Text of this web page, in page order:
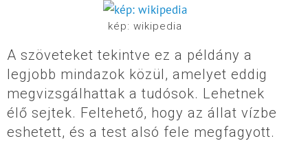
kép: wikipedia
A szöveteket tekintve ez a példány a
legjobb mindazok közül, amelyet eddig
megvizsgálhattak a tudósok. Lehetnek
élő sejtek. Feltehető, hogy az állat vízbe
eshetett, és a test alsó fele megfagyott.